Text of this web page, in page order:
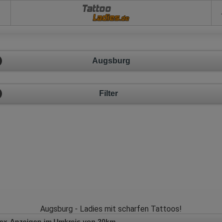
Tattoo
Augsburg
Filter
Augsburg - Ladies mit scharfen Tattoos!